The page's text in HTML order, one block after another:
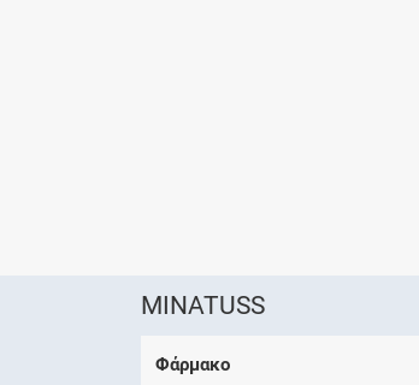
MINATUSS
Φάρμακο